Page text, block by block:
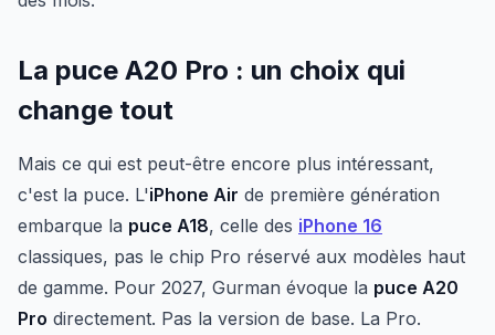
La puce A20 Pro : un choix qui
change tout
Mais ce qui est peut-être encore plus intéressant,
c'est la puce. L'iPhone Air de première génération
embarque la puce A18, celle des iPhone 16
classiques, pas le chip Pro réservé aux modèles haut
de gamme. Pour 2027, Gurman évoque la puce A20
Pro directement. Pas la version de base. La Pro.